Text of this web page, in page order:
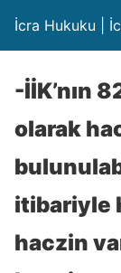
İcra Hukuku |
-İİK’nın
olarak
itibariyle
haczin